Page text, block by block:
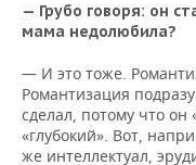
— Грубо говоря: он
мама недолюбила?
— И это тоже.
Романтизация
сделал, потому что
«глубокий». Вот,
же интеллектуал,